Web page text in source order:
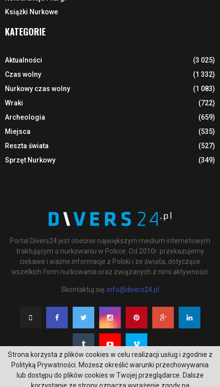
Książki Nurkowe
KATEGORIE
Aktualności
(3 025)
Czas wolny
(1 332)
Nurkowy czas wolny
(1 083)
Wraki
(722)
Archeologia
(659)
Miejsca
(535)
Reszta świata
(527)
Sprzęt Nurkowy
(349)
Portal Divers24 jest obecnie największym medium internetowym
traktującym o nurkowaniu w Polsce. Od 2010r. przekazujemy
ciekawe i ważne informacje z Polski i ze świata, dotyczące
wszelkich form nurkowania oraz związanych z nimi aktywności.
Skontaktuj się: info@divers24.pl
Strona korzysta z plików cookies w celu realizacji usług i zgodnie z
Polityką Prywatności. Możesz określić warunki przechowywania
lub dostępu do plików cookies w Twojej przeglądarce. Dalsze